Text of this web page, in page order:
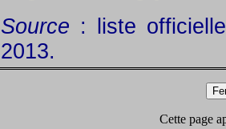
Source : liste
2013.
Cette page